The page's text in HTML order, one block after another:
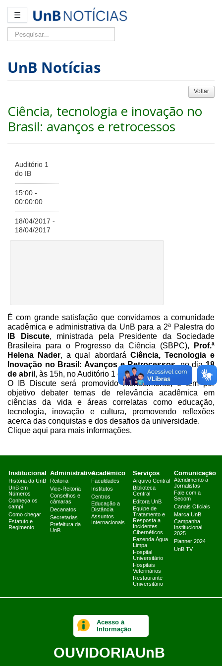
☰
Pesquisar...
UnB Notícias
Voltar
Ciência, tecnologia e inovação no
Brasil: avanços e retrocessos
Auditório 1
do IB
15:00 -
00:00:00
18/04/2017 -
18/04/2017
É com grande satisfação que convidamos a comunidade
acadêmica e administrativa da UnB para a 2ª Palestra do
IB Discute, ministrada pela Presidente da Sociedade
Brasileira para o Progresso da Ciência (SBPC),
Prof.ª
Helena Nader, a qual abordará Ciência, Tecnologia e
Inovação no Brasil: Avanços e Retrocessos,no dia18
de abril , às 15h, no Auditório 1 do IB.
O IB Discute será promovido mensalmente, e tem por
objetivo debater temas de relevância acadêmica em
ciências da vida e áreas correlatas como educação,
tecnologia, inovação e cultura, promovendo reflexões
acerca das conquistas e dos desafios da universidade.
Clique aqui para mais informações.
Institucional
História da UnB
UnB em
Números
Conheça os
campi
Como chegar
Estatuto e
Regimento
Administrativo
Reitoria
Vice-Reitoria
Conselhos e
câmaras
Decanatos
Secretarias
Prefeitura da
UnB
Acadêmico
Faculdades
Institutos
Centros
Educação a
Distância
Assuntos
Internacionais
Serviços
Arquivo Central
Biblioteca
Central
Editora UnB
Equipe de
Tratamento e
Resposta a
Incidentes
Cibernéticos
Fazenda Água
Limpa
Hospital
Universitário
Hospitais
Veterinários
Restaurante
Universitário
Comunicação
Atendimento a
Jornalistas
Fale com a
Secom
Canais Oficiais
Marca UnB
Campanha
Institucional
2025
Planner 2024
UnB TV
Acesso à
Informação
OUVIDORIAUnB